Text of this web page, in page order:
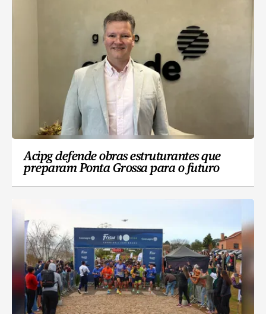
Acipg defende obras estruturantes que
preparam Ponta Grossa para o futuro